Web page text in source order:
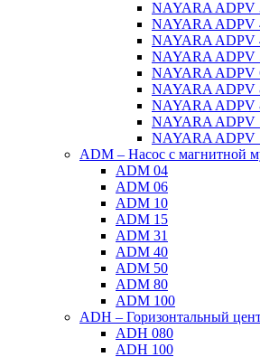
NAYARA ADPV
NAYARA ADPV
NAYARA ADPV
NAYARA ADPV
NAYARA ADPV
NAYARA ADPV
NAYARA ADPV
NAYARA ADPV
NAYARA ADPV
ADM – Насос с магнитной
ADM 04
ADM 06
ADM 10
ADM 15
ADM 31
ADM 40
ADM 50
ADM 80
ADM 100
ADH – Горизонтальный
ADH 080
ADH 100